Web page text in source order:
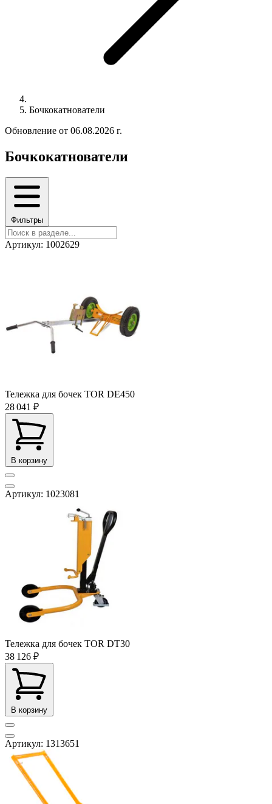
Бочкокатнователи
Обновление от 06.08.2026 г.
Бочкокатнователи
Фильтры
Артикул: 1002629
Тележка для бочек TOR DE450
28 041 ₽
В корзину
Артикул: 1023081
Тележка для бочек TOR DT30
38 126 ₽
В корзину
Артикул: 1313651